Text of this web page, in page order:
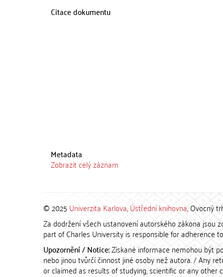
Citace dokumentu
Metadata
Zobrazit celý záznam
© 2025 Univerzita Karlova,Ústřední knihovna, Ovocný
Za dodržení všech ustanovení autorského zákona jsou
part of Charles University is responsible for adherence
Upozornění / Notice:Získané informace nemohou být
nebo jinou tvůrčí činnost jiné osoby než autora. / Any
or claimed as results of studying, scientific or any other